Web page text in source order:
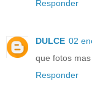
Responder
DULCE 02
que fotos
Responder